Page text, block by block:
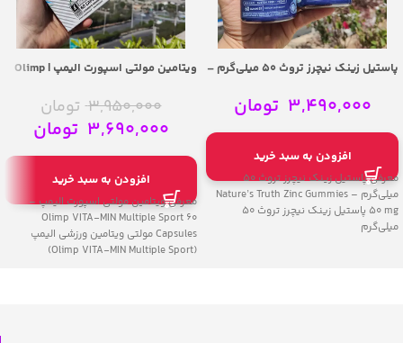
پاستیل زینک نیچرز تروث 50 میلی‌گرم –
3,490,000 تومان
افزودن به سبد خرید
معرفی پاستیل زینک نیچرز تروث 50
میلی‌گرم – Nature’s Truth Zinc Gummies
50 mg پاستیل زینک نیچرز تروث 50
میلی‌گرم
ویتامین مولتی اسپورت الیمپ | Olimp
3,950,000 تومان
3,690,000 تومان
افزودن به سبد خرید
معرفی ویتامین مولتی اسپورت الیمپ –
Olimp VITA-MIN Multiple Sport 60
Capsules مولتی ویتامین ورزشی الیمپ
(Olimp VITA-MIN Multiple Sport)